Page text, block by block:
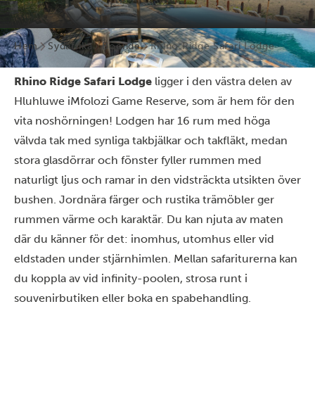
Hem Sydafrika Boende Rhino Ridge Safari Lodge
Rhino Ridge Safari Lodge ligger i den västra delen av
Hluhluwe iMfolozi Game Reserve, som är hem för den
vita noshörningen! Lodgen har 16 rum med höga
välvda tak med synliga takbjälkar och takfläkt, medan
stora glasdörrar och fönster fyller rummen med
naturligt ljus och ramar in den vidsträckta utsikten över
bushen. Jordnära färger och rustika trämöbler ger
rummen värme och karaktär. Du kan njuta av maten
där du känner för det: inomhus, utomhus eller vid
eldstaden under stjärnhimlen. Mellan safariturerna kan
du koppla av vid infinity-poolen, strosa runt i
souvenirbutiken eller boka en spabehandling.